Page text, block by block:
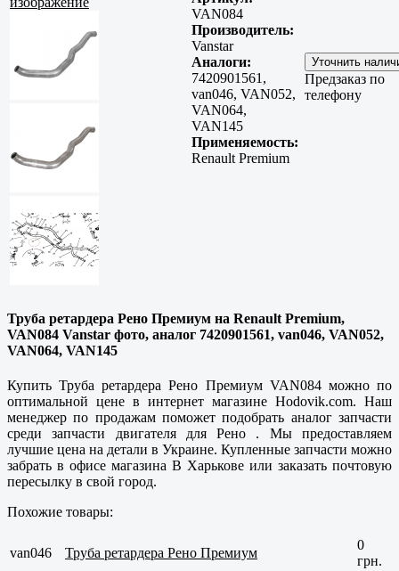
VAN084
Производитель:
Vanstar
Аналоги:
7420901561,
van046, VAN052,
VAN064,
VAN145
Применяемость:
Renault Premium
Предзаказ по
телефону
Труба ретардера Рено Премиум на Renault Premium,
VAN084 Vanstar фото, аналог 7420901561, van046, VAN052,
VAN064, VAN145
Купить Труба ретардера Рено Премиум VAN084 можно по
оптимальной цене в интернет магазине Hodovik.com. Наш
менеджер по продажам поможет подобрать аналог запчасти
среди запчасти двигателя для Рено . Мы предоставляем
лучшие цена на детали в Украине. Купленные запчасти можно
забрать в офисе магазина В Харькове или заказать почтовую
пересылку в свой город.
Похожие товары:
van046 Труба ретардера Рено Премиум
0
грн.